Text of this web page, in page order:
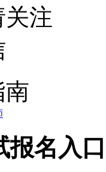
注
南
名入口